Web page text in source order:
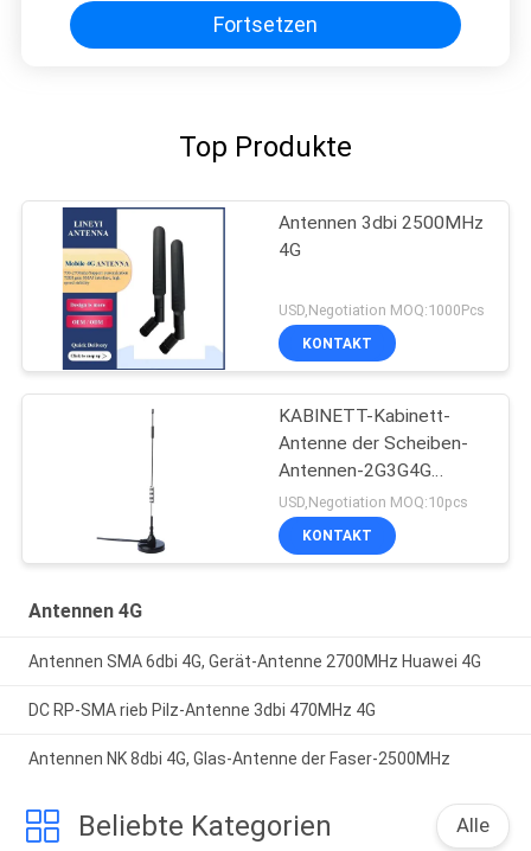
Fortsetzen
Top Produkte
Antennen 3dbi 2500MHz
4G
USD,Negotiation MOQ:1000Pcs
KONTAKT
KABINETT-Kabinett-
Antenne der Scheiben-
Antennen-2G3G4G
externe intelligente Eil
USD,Negotiation MOQ:10pcs
KONTAKT
Antennen 4G
Antennen SMA 6dbi 4G, Gerät-Antenne 2700MHz Huawei 4G
DC RP-SMA rieb Pilz-Antenne 3dbi 470MHz 4G
Antennen NK 8dbi 4G, Glas-Antenne der Faser-2500MHz
Beliebte Kategorien Alle